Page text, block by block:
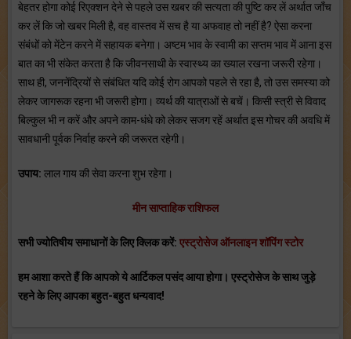
बेहतर होगा कोई रिएक्शन देने से पहले उस खबर की सत्यता की पुष्टि कर लें अर्थात जाँच
कर लें कि जो खबर मिली है, वह वास्तव में सच है या अफवाह तो नहीं है? ऐसा करना
संबंधों को मेंटेन करने में सहायक बनेगा। अष्टम भाव के स्वामी का सप्तम भाव में आना इस
बात का भी संकेत करता है कि जीवनसाथी के स्वास्थ्य का ख्याल रखना जरूरी रहेगा।
साथ ही, जननेंद्रियों से संबंधित यदि कोई रोग आपको पहले से रहा है, तो उस समस्या को
लेकर जागरूक रहना भी जरूरी होगा। व्यर्थ की यात्राओं से बचें। किसी स्त्री से विवाद
बिल्कुल भी न करें और अपने काम-धंधे को लेकर सजग रहें अर्थात इस गोचर की अवधि में
सावधानी पूर्वक निर्वाह करने की जरूरत रहेगी।
उपाय: लाल गाय की सेवा करना शुभ रहेगा।
मीन साप्ताहिक राशिफल
सभी ज्योतिषीय समाधानों के लिए क्लिक करें: एस्ट्रोसेज ऑनलाइन शॉपिंग स्टोर
हम आशा करते हैं कि आपको ये आर्टिकल पसंद आया होगा। एस्ट्रोसेज के साथ जुड़े
रहने के लिए आपका बहुत-बहुत धन्यवाद!